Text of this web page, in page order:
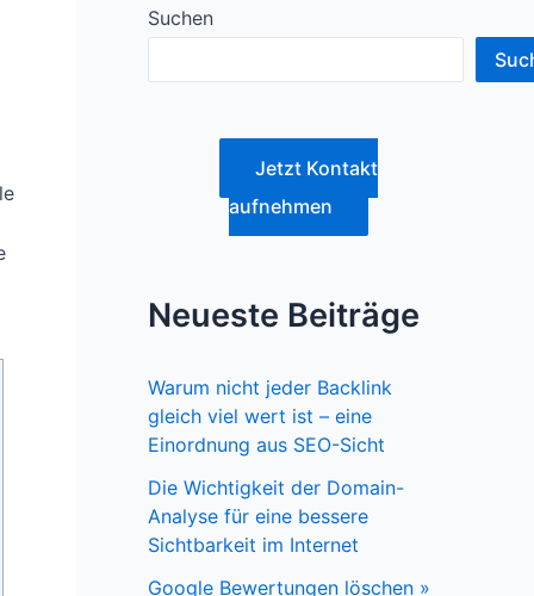
Suchen
Jetzt Kontakt
aufnehmen
Neueste Beiträge
Warum nicht jeder Backlink
gleich viel wert ist – eine
Einordnung aus SEO-Sicht
Die Wichtigkeit der Domain-
Analyse für eine bessere
Sichtbarkeit im Internet
Google Bewertungen löschen »